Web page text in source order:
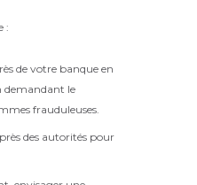
:
de votre banque en
demandant le
frauduleuses.
des autorités pour